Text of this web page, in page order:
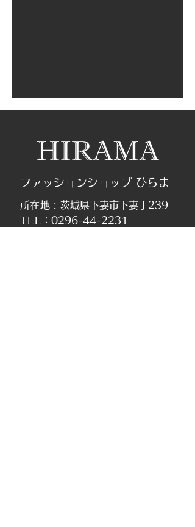
ファッションショップ ひらま
所在地 : 茨城県下妻市下妻丁239
TEL：0296-44-2231